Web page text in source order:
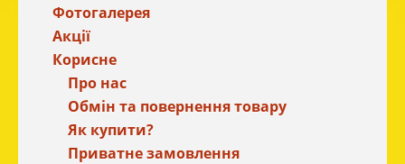
Фотогалерея
Акції
Корисне
Про нас
Обмін та повернення товару
Як купити?
Приватне замовлення